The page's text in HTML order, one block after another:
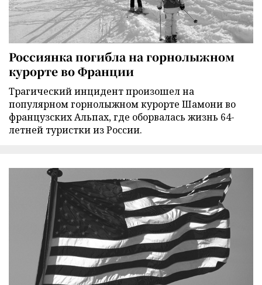
Россиянка погибла на горнолыжном
курорте во Франции
Трагический инцидент произошел на
популярном горнолыжном курорте Шамони во
французских Альпах, где оборвалась жизнь 64-
летней туристки из России.